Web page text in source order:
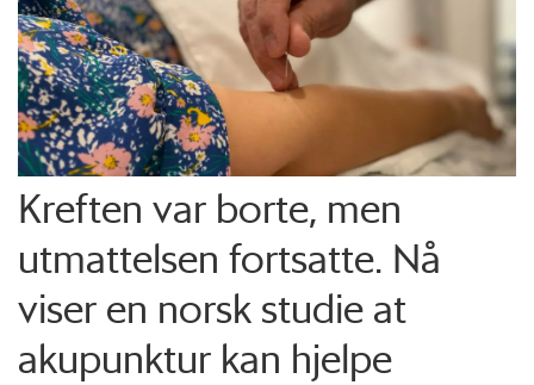
Kreften var borte, men
utmattelsen fortsatte. Nå
viser en norsk studie at
akupunktur kan hjelpe